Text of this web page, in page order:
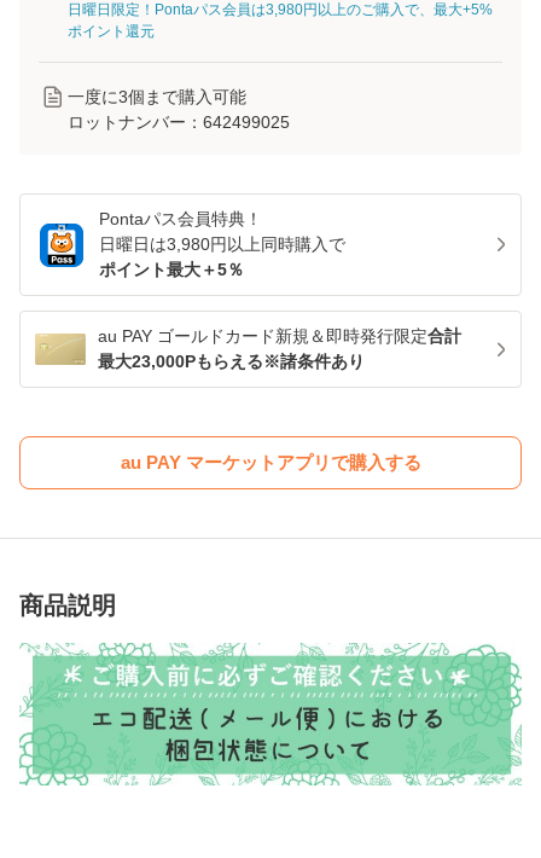
日曜日限定！Pontaパス会員は3,980円以上のご購入で、最大+5%
ポイント還元
一度に3個まで購入可能
ロットナンバー： 642499025
Pontaパス会員特典！
日曜日は3,980円以上同時購入で
ポイント最大＋5％
au PAY ゴールドカード新規＆即時発行限定合計
最大23,000Pもらえる※諸条件あり
au PAY マーケットアプリで購入する
商品説明